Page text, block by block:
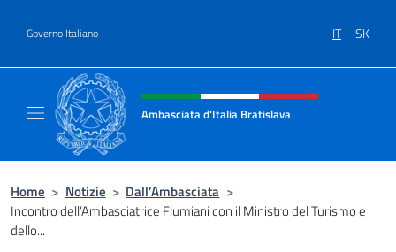
Governo Italiano IT SK
Intestazione sito, social e menù
Ambasciata d'Italia Bratislava
Home > Notizie > Dall’Ambasciata >
Incontro dell’Ambasciatrice Flumiani con il Ministro del Turismo e
dello...